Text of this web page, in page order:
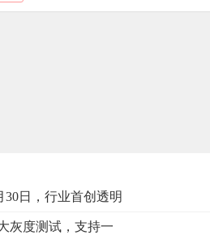
30日，行业首创透明
灰度测试，支持一